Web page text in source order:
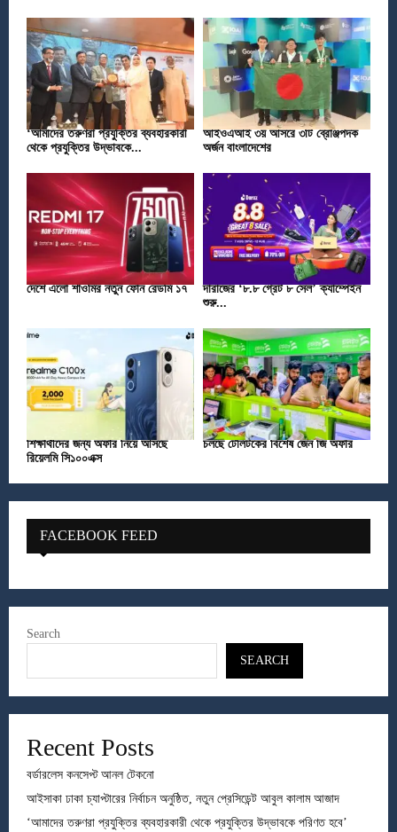
‘আমাদের তরুণরা প্রযুক্তির ব্যবহারকারী
থেকে প্রযুক্তির উদ্ভাবকে...
আইওএআই ৩য় আসরে ৩টি ব্রোঞ্জপদক
অর্জন বাংলাদেশের
দেশে এলো শাওমির নতুন ফোন রেডমি ১৭
দারাজের ‘৮.৮ গ্রেট ৮ সেল’ ক্যাম্পেইন
শুরু...
শিক্ষার্থীদের জন্য অফার নিয়ে আসছে
রিয়েলমি সি১০০এক্স
চলছে টেলিটকের বিশেষ জেন জি অফার
FACEBOOK FEED
Search
SEARCH
Recent Posts
বর্ডারলেস কনসেপ্ট আনল টেকনো
আইসাকা ঢাকা চ্যাপ্টারের নির্বাচন অনুষ্ঠিত, নতুন প্রেসিডেন্ট আবুল কালাম আজাদ
‘আমাদের তরুণরা প্রযুক্তির ব্যবহারকারী থেকে প্রযুক্তির উদ্ভাবকে পরিণত হবে’